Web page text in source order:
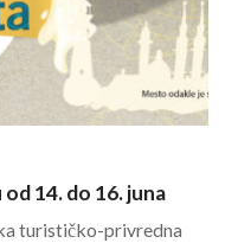
14. do 16. juna
turističko-privredna